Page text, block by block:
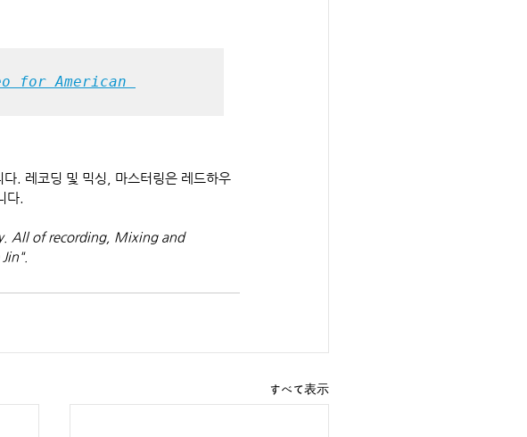
for American
. 레코딩 및 믹싱, 마스터링은 레드하우
다.
All of recording, Mixing and
すべて表示